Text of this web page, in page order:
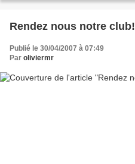
Rendez nous notre club!
Publié le 30/04/2007 à 07:49
Par oliviermr